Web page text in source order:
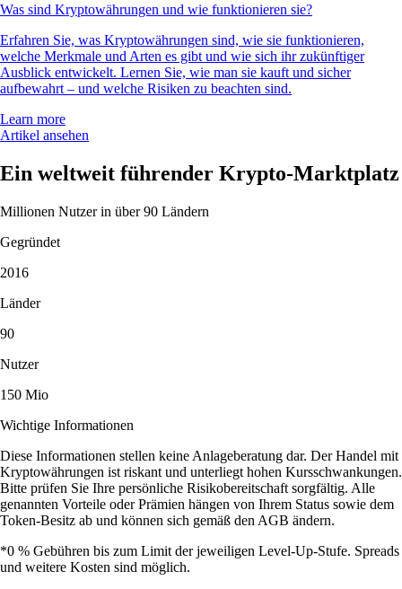
Was sind Kryptowährungen und wie funktionieren sie?
Erfahren Sie, was Kryptowährungen sind, wie sie funktionieren,
welche Merkmale und Arten es gibt und wie sich ihr zukünftiger
Ausblick entwickelt. Lernen Sie, wie man sie kauft und sicher
aufbewahrt – und welche Risiken zu beachten sind.
Learn more
Artikel ansehen
Ein weltweit führender Krypto-Marktplatz
Millionen Nutzer in über 90 Ländern
Gegründet
2016
Länder
90
Nutzer
150 Mio
Wichtige Informationen
Diese Informationen stellen keine Anlageberatung dar. Der Handel mit
Kryptowährungen ist riskant und unterliegt hohen Kursschwankungen.
Bitte prüfen Sie Ihre persönliche Risikobereitschaft sorgfältig. Alle
genannten Vorteile oder Prämien hängen von Ihrem Status sowie dem
Token-Besitz ab und können sich gemäß den AGB ändern.
*0 % Gebühren bis zum Limit der jeweiligen Level-Up-Stufe. Spreads
und weitere Kosten sind möglich.